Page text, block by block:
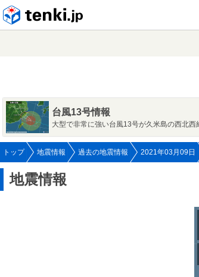
台風13号情報
大型で非常に強い台風13号が久米島の西北
トップ 地震情報 過去の地震情報 2021年03月09日
地震情報